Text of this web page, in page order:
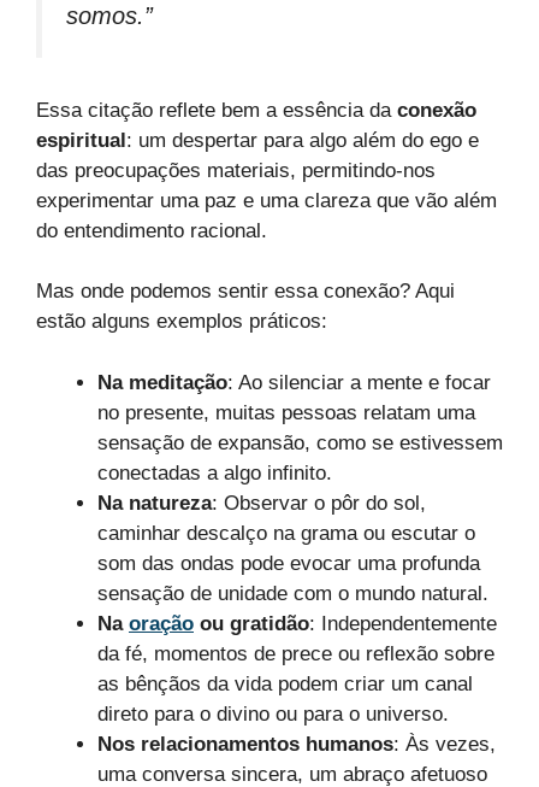
somos.”
Essa citação reflete bem a essência da conexão
espiritual: um despertar para algo além do ego e
das preocupações materiais, permitindo-nos
experimentar uma paz e uma clareza que vão além
do entendimento racional.
Mas onde podemos sentir essa conexão? Aqui
estão alguns exemplos práticos:
Na meditação: Ao silenciar a mente e focar
no presente, muitas pessoas relatam uma
sensação de expansão, como se estivessem
conectadas a algo infinito.
Na natureza: Observar o pôr do sol,
caminhar descalço na grama ou escutar o
som das ondas pode evocar uma profunda
sensação de unidade com o mundo natural.
Na oração ou gratidão: Independentemente
da fé, momentos de prece ou reflexão sobre
as bênçãos da vida podem criar um canal
direto para o divino ou para o universo.
Nos relacionamentos humanos: Às vezes,
uma conversa sincera, um abraço afetuoso